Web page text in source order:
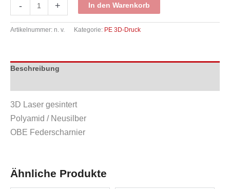
-
Menge
+ In den Warenkorb
Artikelnummer: n. v. Kategorie: PE 3D-Druck
Beschreibung
3D Laser gesintert
Polyamid / Neusilber
OBE Federscharnier
Ähnliche Produkte